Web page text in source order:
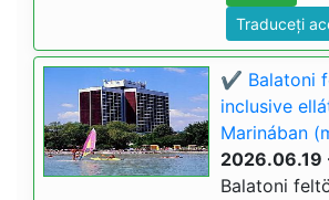
Traduceți
✔️ Balatoni
inclusive
Marinában
2026.06.19
Balatoni